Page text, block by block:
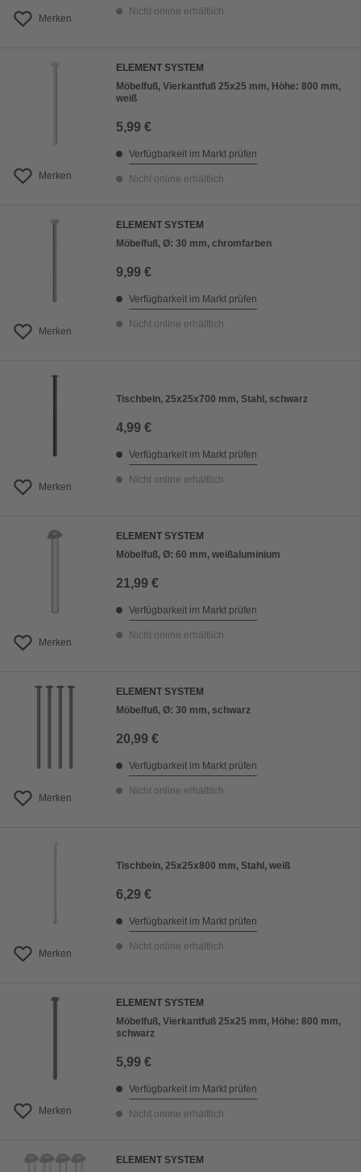
Merken
Nicht online erhältlich
Merken
ELEMENT SYSTEM
Möbelfuß, Vierkantfuß 25x25 mm, Höhe: 800 mm,
weiß
5,99 €
Verfügbarkeit im Markt prüfen
Nicht online erhältlich
Merken
ELEMENT SYSTEM
Möbelfuß, Ø: 30 mm, chromfarben
9,99 €
Verfügbarkeit im Markt prüfen
Nicht online erhältlich
Merken
Tischbein, 25x25x700 mm, Stahl, schwarz
4,99 €
Verfügbarkeit im Markt prüfen
Nicht online erhältlich
Merken
ELEMENT SYSTEM
Möbelfuß, Ø: 60 mm, weißaluminium
21,99 €
Verfügbarkeit im Markt prüfen
Nicht online erhältlich
Merken
ELEMENT SYSTEM
Möbelfuß, Ø: 30 mm, schwarz
20,99 €
Verfügbarkeit im Markt prüfen
Nicht online erhältlich
Merken
Tischbein, 25x25x800 mm, Stahl, weiß
6,29 €
Verfügbarkeit im Markt prüfen
Nicht online erhältlich
Merken
ELEMENT SYSTEM
Möbelfuß, Vierkantfuß 25x25 mm, Höhe: 800 mm,
schwarz
5,99 €
Verfügbarkeit im Markt prüfen
Nicht online erhältlich
ELEMENT SYSTEM